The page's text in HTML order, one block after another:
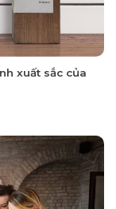
xuất sắc của